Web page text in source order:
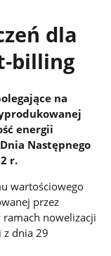
dla
billing
na
energii
Następnego
r.
wartościowego
przez
nowelizacji
z dnia 29